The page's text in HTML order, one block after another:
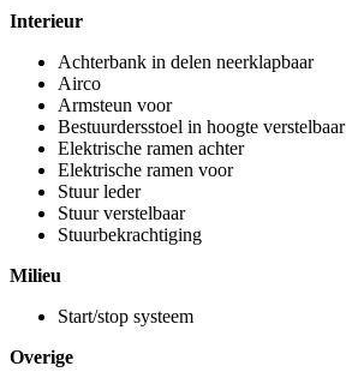
Interieur
Achterbank in delen neerklapbaar
Airco
Armsteun voor
Bestuurdersstoel in hoogte verstelbaar
Elektrische ramen achter
Elektrische ramen voor
Stuur leder
Stuur verstelbaar
Stuurbekrachtiging
Milieu
Start/stop systeem
Overige